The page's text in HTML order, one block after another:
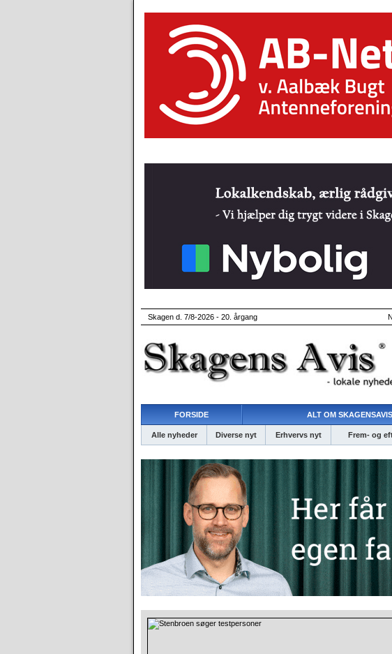
Skagen d. 7/8-2026 - 20. årgang
FORSIDE ALT OM
Alle nyheder Diverse nyt Erhvervs nyt Frem- og